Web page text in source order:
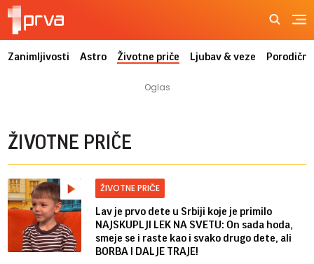
Zanimljivosti Astro Životne priče Ljubav & veze
ŽIVOTNE PRIČE
ŽIVOTNE PRIČE
Lav je prvo dete u Srbiji koje je primilo
NAJSKUPLJI LEK NA SVETU: On sada hoda,
smeje se i raste kao i svako drugo dete, ali
BORBA I DALJE TRAJE!